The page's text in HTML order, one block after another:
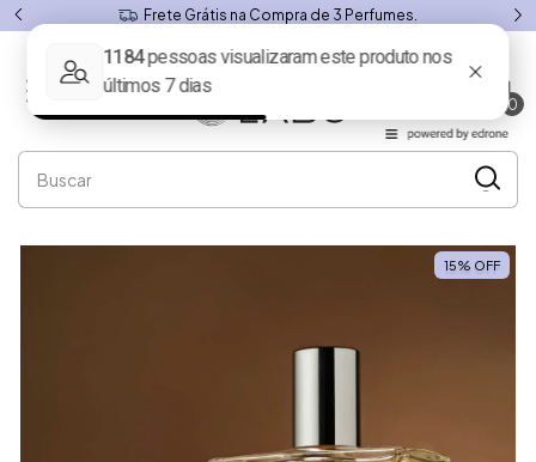
7 dias para Troca ou Devolução.
0
15% OFF